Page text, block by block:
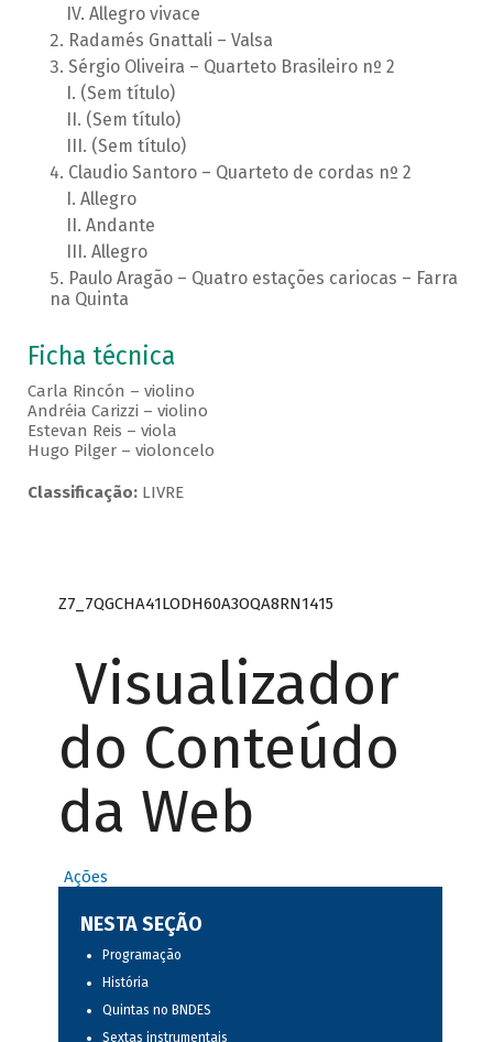
Allegro vivace
Radamés Gnattali – Valsa
Sérgio Oliveira – Quarteto Brasileiro nº 2
(Sem título)
(Sem título)
(Sem título)
Claudio Santoro – Quarteto de cordas nº 2
Allegro
Andante
Allegro
Paulo Aragão – Quatro estações cariocas – Farra
na Quinta
Ficha técnica
Carla Rincón – violino
Andréia Carizzi – violino
Estevan Reis – viola
Hugo Pilger – violoncelo
Classificação:LIVRE
Z7_7QGCHA41LODH60A3OQA8RN1415
Visualizador
do Conteúdo
da Web
Ações
NESTA SEÇÃO
Programação
História
Quintas no BNDES
Sextas instrumentais